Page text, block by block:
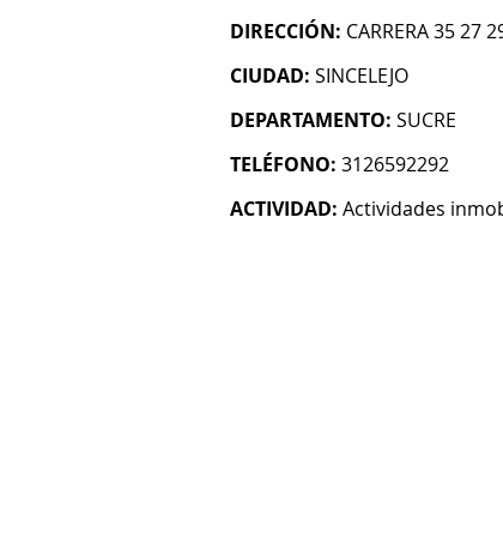
DIRECCIÓN: CARRERA 35 27
CIUDAD: SINCELEJO
DEPARTAMENTO: SUCRE
TELÉFONO: 3126592292
ACTIVIDAD: Actividades